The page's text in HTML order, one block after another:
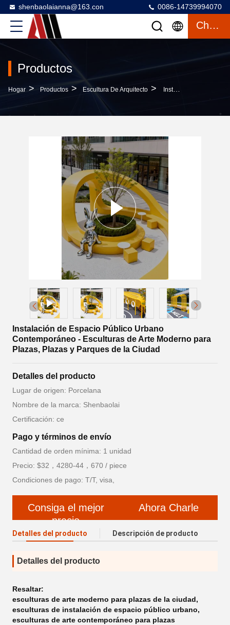
shenbaolaianna@163.con 0086-14739994070
Charlar
Productos
Hogar > Productos > Escultura De Arquitecto > Instalación De Espacio Público Urbano Contemporáneo - Esculturas De Arte Moderno Para Plazas, Plazas Y Parques De La Ciudad
Instalación de Espacio Público Urbano
Contemporáneo - Esculturas de Arte Moderno para
Plazas, Plazas y Parques de la Ciudad
Detalles del producto
Lugar de origen: Porcelana
Nombre de la marca: Shenbaolai
Certificación: ce
Pago y términos de envío
Cantidad de orden mínima: 1 unidad
Precio: $32，4280-44，670 / piece
Condiciones de pago: T/T, visa,
Consiga el mejor
precio
Ahora Charle
Detalles del producto Descripción de producto
Detalles del producto
Resaltar:
esculturas de arte moderno para plazas de la ciudad,
esculturas de instalación de espacio público urbano,
esculturas de arte contemporáneo para plazas